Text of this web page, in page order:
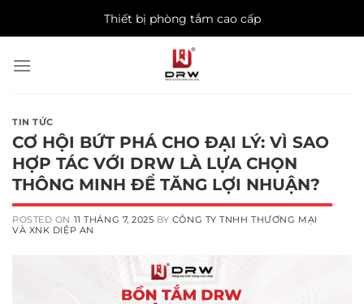
Thiết bị phòng tắm cao cấp
TIN TỨC
CƠ HỘI BỨT PHÁ CHO ĐẠI LÝ: VÌ SAO
HỢP TÁC VỚI DRW LÀ LỰA CHỌN
THÔNG MINH ĐỂ TĂNG LỢI NHUẬN?
POSTED ON 11 THÁNG 7, 2025 BY CÔNG TY TNHH THƯƠNG MẠI
VÀ XNK DIỆP AN